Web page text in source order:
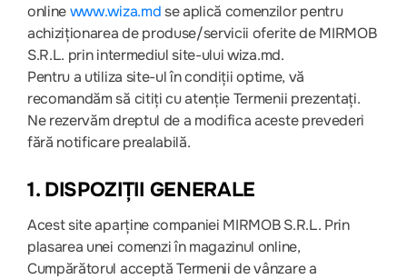
onlinewww.wiza.md se aplică comenzilor pentru
achiziționarea de produse/servicii oferite de MIRMOB
S.R.L. prin intermediul site-ului wiza.md.
Pentru a utiliza site-ul în condiții optime, vă
recomandăm să citiți cu atenție Termenii prezentați.
Ne rezervăm dreptul de a modifica aceste prevederi
fără notificare prealabilă.
1. DISPOZIȚII GENERALE
Acest site aparține companiei MIRMOB S.R.L. Prin
plasarea unei comenzi în magazinul online,
Cumpărătorul acceptă Termenii de vânzare a